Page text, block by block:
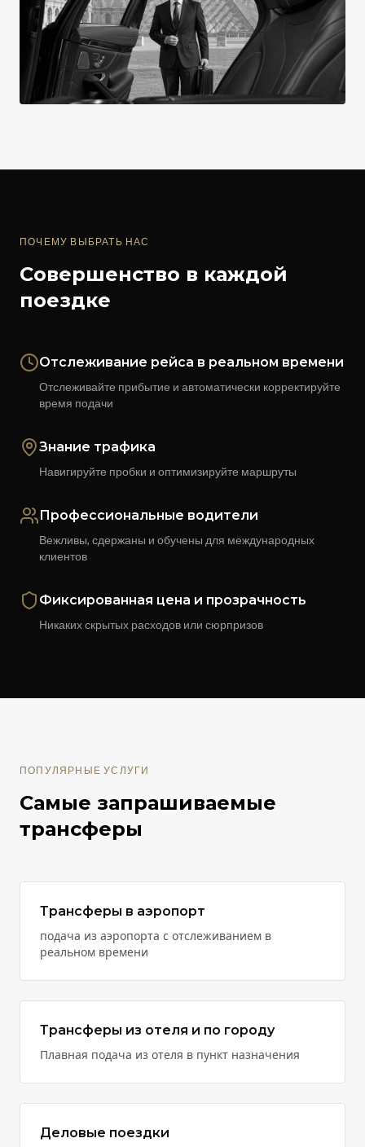
ПОЧЕМУ ВЫБРАТЬ НАС
Совершенство в каждой
поездке
Отслеживание рейса в реальном времени
Отслеживайте прибытие и автоматически корректируйте
время подачи
Знание трафика
Навигируйте пробки и оптимизируйте маршруты
Профессиональные водители
Вежливы, сдержаны и обучены для международных
клиентов
Фиксированная цена и прозрачность
Никаких скрытых расходов или сюрпризов
ПОПУЛЯРНЫЕ УСЛУГИ
Самые запрашиваемые
трансферы
Трансферы в аэропорт
подача из аэропорта с отслеживанием в
реальном времени
Трансферы из отеля и по городу
Плавная подача из отеля в пункт назначения
Деловые поездки